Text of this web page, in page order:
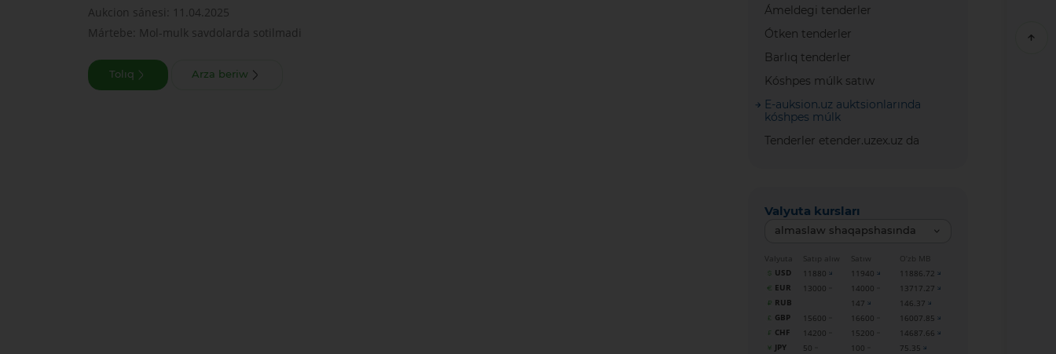
Aukcion sánesi: 11.04.2025
Mártebe: Mol-mulk savdolarda sotilmadi
Tolıq Arza beriw
Ámeldegi tenderler
Ótken tenderler
Barlıq tenderler
Kóshpes múlk satıw
E-auksion.uz auktsionlarında
kóshpes múlk
Tenderler etender.uzex.uz da
Valyuta kursları
almaslaw shaqapshasında
Valyuta Satıp alıw Satıw
O‘zb MB
USD
11880 11940
11886.72
EUR
13000 14000
13717.27
RUB
147
146.37
GBP
15600 16600
16007.85
CHF
14200 15200
14687.66
JPY
50 100 75.35